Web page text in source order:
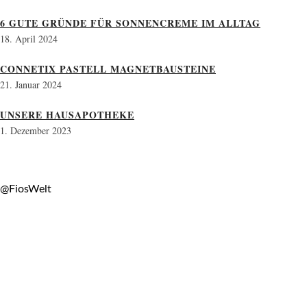
6 GUTE GRÜNDE FÜR SONNENCREME IM ALLTAG
18. April 2024
CONNETIX PASTELL MAGNETBAUSTEINE
21. Januar 2024
UNSERE HAUSAPOTHEKE
1. Dezember 2023
@FiosWelt